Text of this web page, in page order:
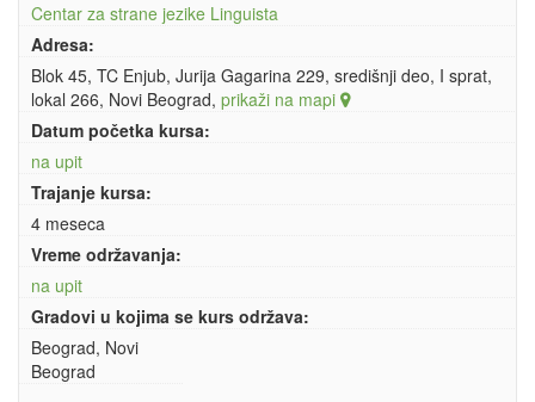
Centar za strane jezike Linguista
Adresa:
Blok 45, TC Enjub, Jurija Gagarina 229, središnji deo, I sprat,
lokal 266, Novi Beograd, prikaži na mapi
Datum početka kursa:
na upit
Trajanje kursa:
4 meseca
Vreme održavanja:
na upit
Gradovi u kojima se kurs održava:
Beograd, Novi
Beograd